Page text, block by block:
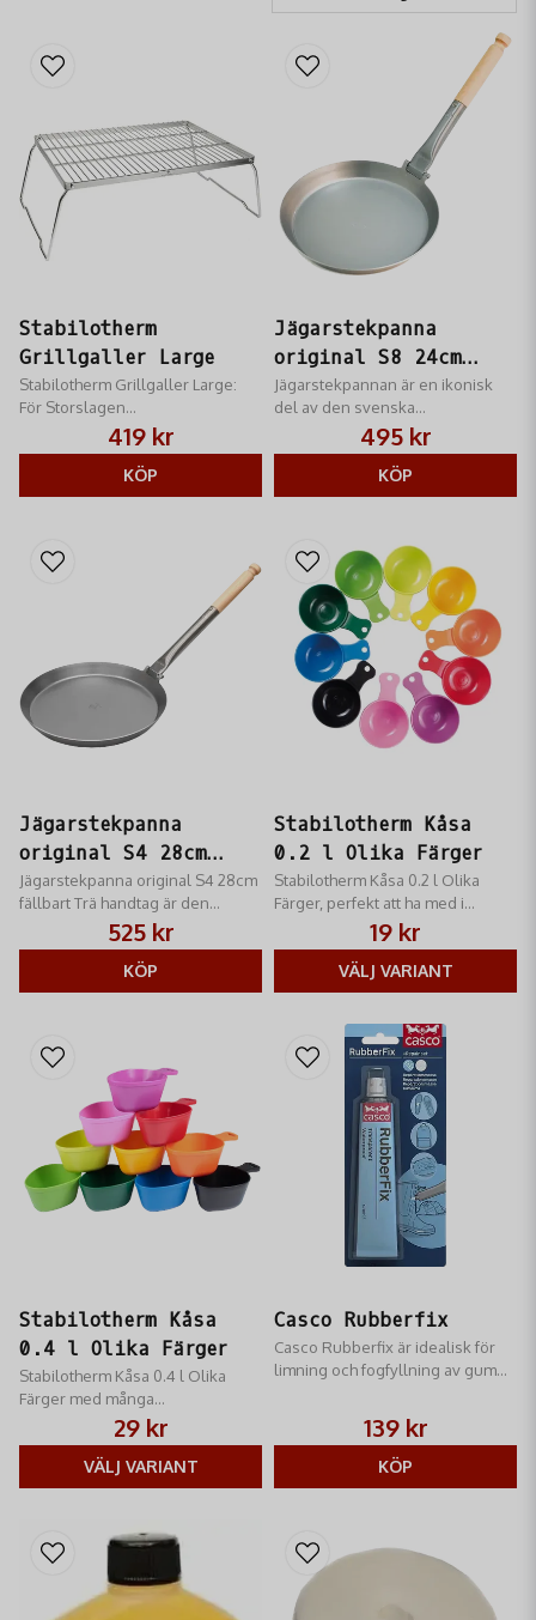
Stabilotherm
Grillgaller Large
Stabilotherm Grillgaller Large:
För Storslagen
Utomhusmatlagning över Öppen
Eld
419 kr
KÖP
Jägarstekpanna
original S8 24cm
fällbart Trä handtag
Jägarstekpannan är en ikonisk
del av den svenska
friluftstraditionen, känd för sin
förmåga att leverera utsökta
måltider över öppen eld eller på
gasol
495 kr
KÖP
Jägarstekpanna
original S4 28cm
fällbart Trä handtag
Jägarstekpanna original S4 28cm
fällbart Trä handtag är den
största modellen i serien av
Jägarstekpannor
525 kr
KÖP
Stabilotherm Kåsa
0.2 l Olika Färger
Stabilotherm Kåsa 0.2 l Olika
Färger, perfekt att ha med i
19 kr
VÄLJ VARIANT
Stabilotherm Kåsa
0.4 l Olika Färger
Stabilotherm Kåsa 0.4 l Olika
Färger med många
användningsområden!
29 kr
VÄLJ VARIANT
Casco Rubberfix
Casco Rubberfix är idealisk för
limning och fogfyllning av gummi,
olika syntetmaterial.
139 kr
KÖP